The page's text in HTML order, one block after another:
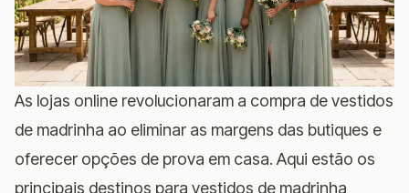
As lojas online revolucionaram a compra de vestidos
de madrinha ao eliminar as margens das butiques e
oferecer opções de prova em casa. Aqui estão os
principais destinos para vestidos de madrinha